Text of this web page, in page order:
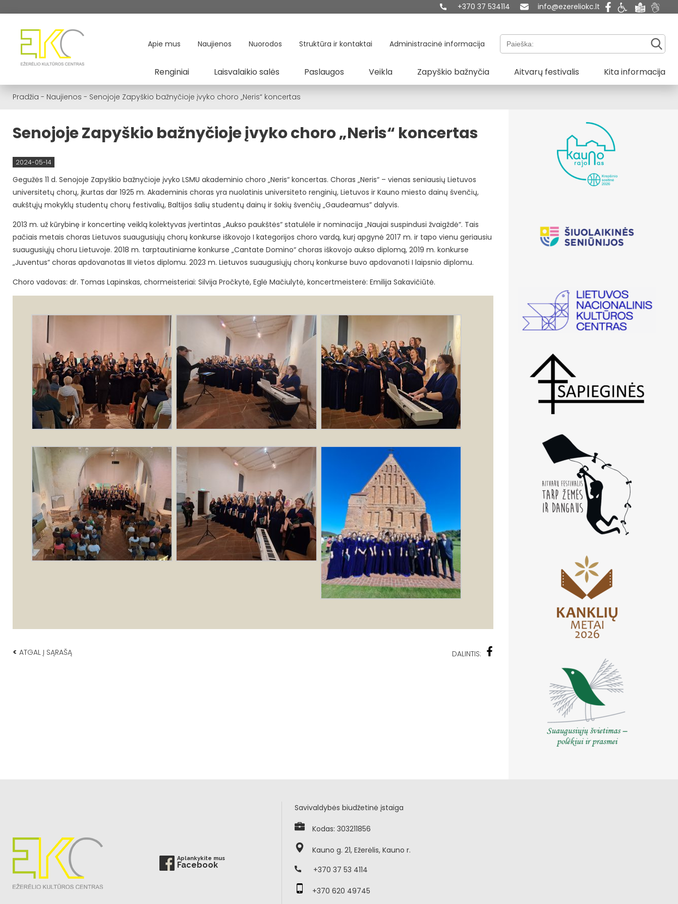
+370 37 534114 info@ezereliokc.lt
Apie mus Naujienos Nuorodos Struktūra ir kontaktai Administracinė informacija Paieška:
Renginiai Laisvalaikio salės Paslaugos Veikla Zapyškio bažnyčia Aitvarų festivalis Kita informacija
Pradžia - Naujienos - Senojoje Zapyškio bažnyčioje įvyko choro „Neris“ koncertas
Senojoje Zapyškio bažnyčioje įvyko choro „Neris“ koncertas
2024-05-14
Gegužės 11 d. Senojoje Zapyškio bažnyčioje įvyko LSMU akademinio choro „Neris“ koncertas. Choras „Neris“ – vienas seniausių Lietuvos
universitetų chorų, įkurtas dar 1925 m. Akademinis choras yra nuolatinis universiteto renginių, Lietuvos ir Kauno miesto dainų švenčių,
aukštųjų mokyklų studentų chorų festivalių, Baltijos šalių studentų dainų ir šokių švenčių „Gaudeamus” dalyvis.
2013 m. už kūrybinę ir koncertinę veiklą kolektyvas įvertintas „Aukso paukštės“ statulėle ir nominacija „Naujai suspindusi žvaigždė“. Tais
pačiais metais choras Lietuvos suaugusiųjų chorų konkurse iškovojo I kategorijos choro vardą, kurį apgynė 2017 m. ir tapo vienu geriausiu
suaugusiųjų choru Lietuvoje. 2018 m. tarptautiniame konkurse „Cantate Domino“ choras iškovojo aukso diplomą, 2019 m. konkurse
„Juventus“ choras apdovanotas III vietos diplomu. 2023 m. Lietuvos suaugusiųjų chorų konkurse buvo apdovanoti I laipsnio diplomu.
Choro vadovas: dr. Tomas Lapinskas, chormeisteriai: Silvija Pročkytė, Eglė Mačiulytė, koncertmeisterė: Emilija Sakavičiūtė.
< ATGAL Į SĄRAŠĄ DALINTIS:
Aplankykite mus
Facebook
Savivaldybės biudžetinė įstaiga
Kodas: 303211856
Kauno g. 21, Ežerėlis, Kauno r.
+370 37 53 4114
+370 620 49745